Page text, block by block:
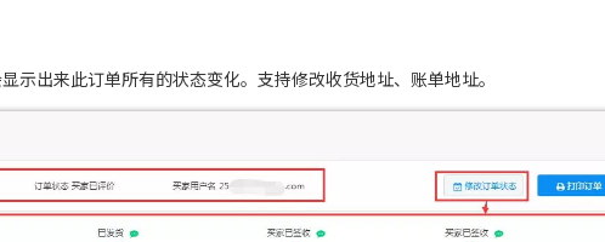
示出来此订单所有的状态变化。支持修改收货地址、账单地址。